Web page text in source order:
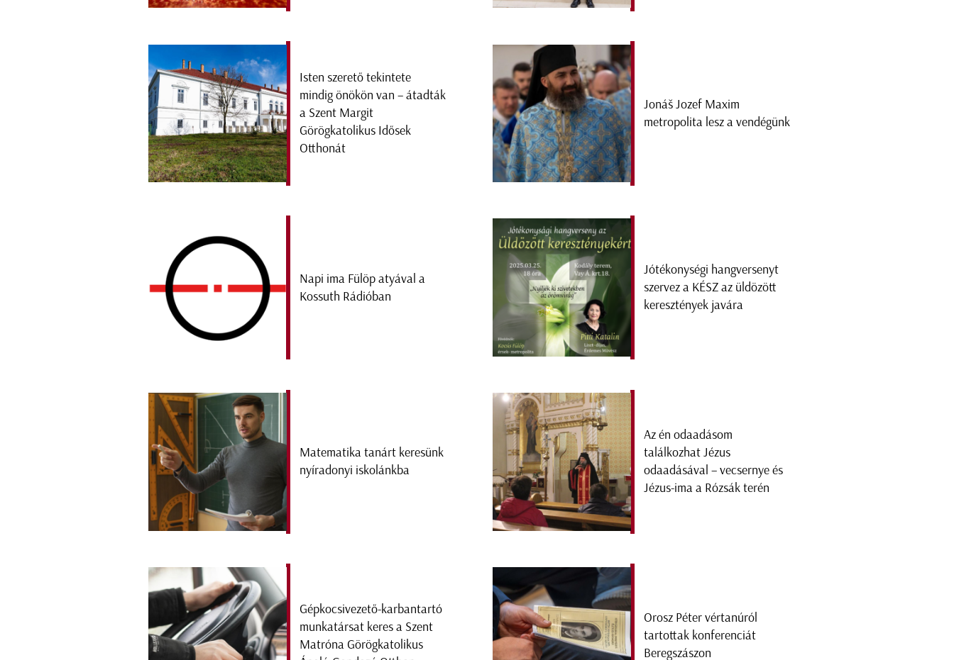
Isten szerető tekintete
mindig önökön van – átadták
a Szent Margit
Görögkatolikus Idősek
Otthonát
Jonáš Jozef Maxim
metropolita lesz a vendégünk
Napi ima Fülöp atyával a
Kossuth Rádióban
Jótékonységi hangversenyt
szervez a KÉSZ az üldözött
keresztények javára
Matematika tanárt keresünk
nyíradonyi iskolánkba
Az én odaadásom
találkozhat Jézus
odaadásával – vecsernye és
Jézus-ima a Rózsák terén
Gépkocsivezető-karbantartó
munkatársat keres a Szent
Matróna Görögkatolikus
Orosz Péter vértanúról
tartottak konferenciát
Beregszászon